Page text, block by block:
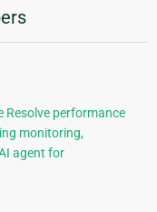
Resolve performance
monitoring,
agent for